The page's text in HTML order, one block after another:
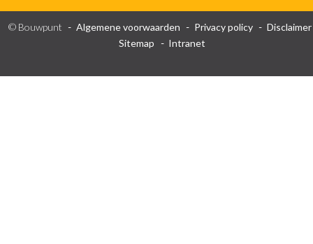
© Bouwpunt Algemene voorwaarden Privacy policy
Disclaimer
Sitemap
Intranet